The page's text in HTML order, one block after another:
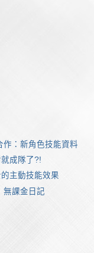
作：新角色技能資料
成隊了?!
主動技能效果
無課金日記